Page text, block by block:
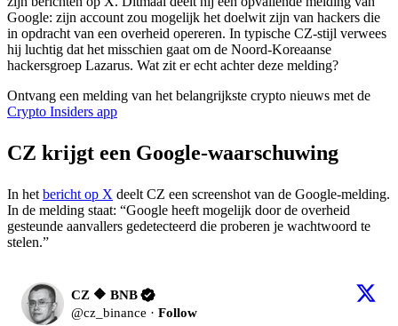
Google: zijn account zou mogelijk het doelwit zijn van hackers die
in opdracht van een overheid opereren. In typische CZ-stijl verwees
hij luchtig dat het misschien gaat om de Noord-Koreaanse
hackersgroep Lazarus. Wat zit er echt achter deze melding?
Ontvang een melding van het belangrijkste crypto nieuws met de
Crypto Insiders app
CZ krijgt een Google-waarschuwing
In het bericht op X deelt CZ een screenshot van de Google-melding.
In de melding staat: “Google heeft mogelijk door de overheid
gesteunde aanvallers gedetecteerd die proberen je wachtwoord te
stelen.”
CZ 🔶 BNB
@cz_binance · Follow